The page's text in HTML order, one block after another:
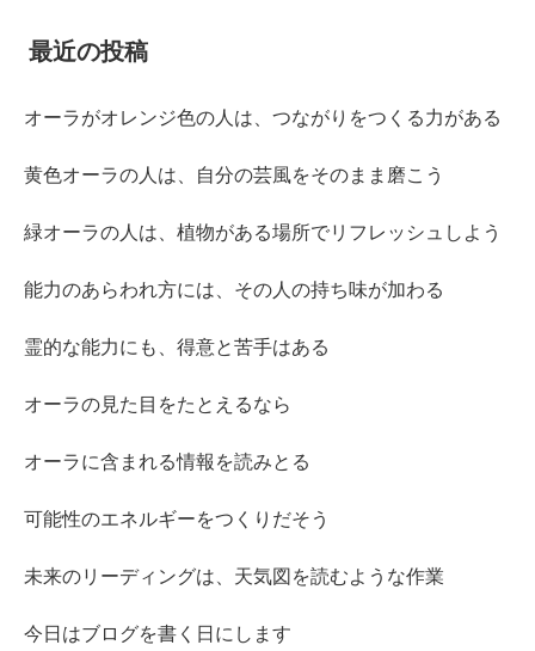
最近の投稿
オーラがオレンジ色の人は、つながりをつくる力がある
黄色オーラの人は、自分の芸風をそのまま磨こう
緑オーラの人は、植物がある場所でリフレッシュしよう
能力のあらわれ方には、その人の持ち味が加わる
霊的な能力にも、得意と苦手はある
オーラの見た目をたとえるなら
オーラに含まれる情報を読みとる
可能性のエネルギーをつくりだそう
未来のリーディングは、天気図を読むような作業
今日はブログを書く日にします